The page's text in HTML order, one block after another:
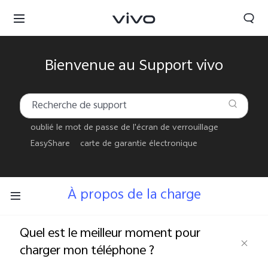
Morocco | Veuillez sélectionner le pays/la région
Bienvenue au Support vivo
oublié le mot de passe de l'écran de verrouillage
EasyShare
carte de garantie électronique
À propos de la charge
Quel est le meilleur moment pour
charger mon téléphone ?